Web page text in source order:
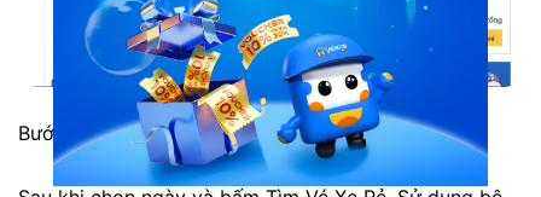
Bước 3: Tìm vé phù hợp, điền thông tin và giữ chỗ.